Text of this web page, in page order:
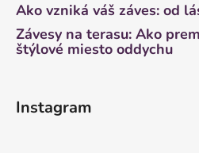
Ako vzniká váš záves: od
Závesy na terasu: Ako
štýlové miesto oddychu
Instagram